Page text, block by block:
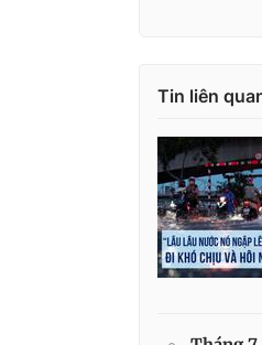
Tin liên